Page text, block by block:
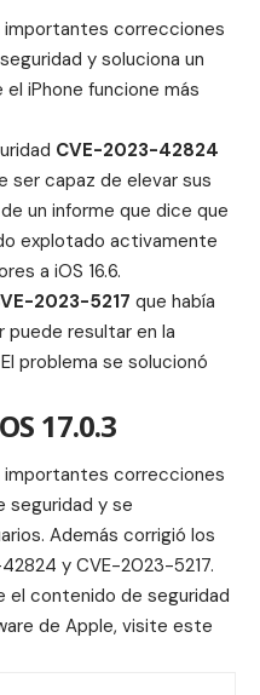
importantes correcciones
y soluciona un
iPhone funcione más
CVE-2023-42824
ser capaz de elevar sus
un informe que dice que
explotado activamente
a iOS 16.6.
2023-5217 que había
puede resultar en la
problema se solucionó
17.0.3
importantes correcciones
seguridad y se
Además corrigió los
y CVE-2023-5217.
el contenido de seguridad
de Apple, visite este